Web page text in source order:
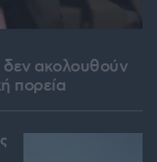
δεν ακολουθούν
πορεία